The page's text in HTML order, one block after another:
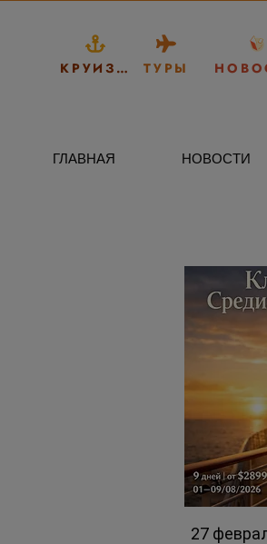
КРУИЗЫ ТУРЫ
ГЛАВНАЯ НОВОСТИ
27